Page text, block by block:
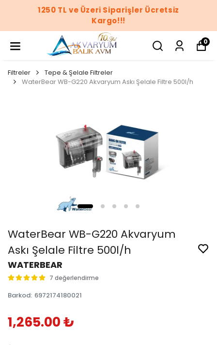
1250 TL ve Üzeri Siparişler Ücretsiz
Kargo!!!
0
Filtreler
Tepe & Şelale Filtreler
WaterBear WB-G220 Akvaryum Askı Şelale Filtre 500l/h
WaterBear WB-G220 Akvaryum
Askı Şelale Filtre 500l/h
WATERBEAR
7 değerlendirme
Barkod: 6972174180021
1,265.00 ₺